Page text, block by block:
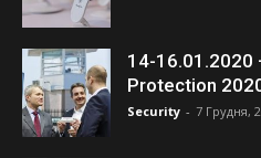
14-
Protection
Security - 7 Грудня,